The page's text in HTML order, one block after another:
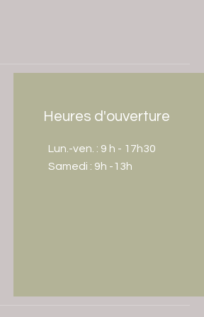
Heures d'ouverture
Lun.-ven. : 9 h - 17h30
​​Samedi : 9h -13h